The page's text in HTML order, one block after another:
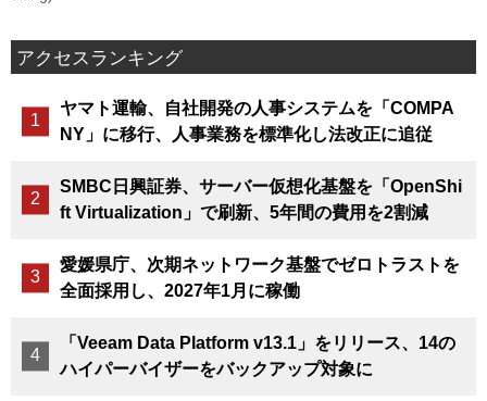
アクセスランキング
ヤマト運輸、自社開発の人事システムを「COMPA
NY」に移行、人事業務を標準化し法改正に追従
SMBC日興証券、サーバー仮想化基盤を「OpenShi
ft Virtualization」で刷新、5年間の費用を2割減
愛媛県庁、次期ネットワーク基盤でゼロトラストを
全面採用し、2027年1月に稼働
「Veeam Data Platform v13.1」をリリース、14の
ハイパーバイザーをバックアップ対象に